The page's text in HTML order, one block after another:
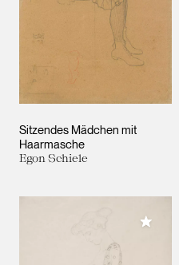
Sitzendes Mädchen mit
Haarmasche
Egon Schiele